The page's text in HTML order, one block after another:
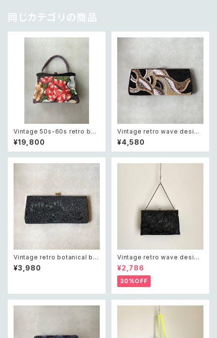
同じカテゴリの商品
Vintage 50s-60s retro bot
anical flower beads embro
idery classical bag レトロ
ヴィンテージ ブラック ボタニカ
¥19,800
Vintage retro wave design
beads embroidery dark gr
een clutch bag レトロ ヴィン
テージ ウェーブ デザイン ビー
¥4,580
Vintage retro botanical be
ads embroidery dark gree
n clutch bag レトロ ヴィンテ
チバッグ
¥3,980
Vintage retro wave design
black beads embroidery b
ag レトロ ヴィンテージ ウェー
ブ デザイン ブラック 黒 ビーズ
刺繍 バッグ
¥2,786
30%OFF